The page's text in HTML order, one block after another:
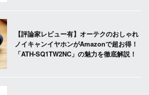
【評論家レビュー有】オーテクのおしゃれ
ノイキャンイヤホンがAmazonで超お得！
「ATH-SQ1TW2NC」の魅力を徹底解説！